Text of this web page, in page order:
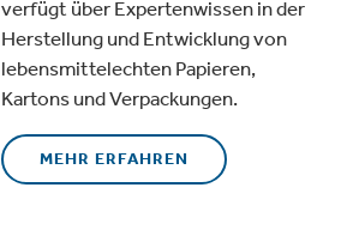
verfügt über Expertenwissen in der
Herstellung und Entwicklung von
lebensmittelechten Papieren,
Kartons und Verpackungen.
MEHR ERFAHREN